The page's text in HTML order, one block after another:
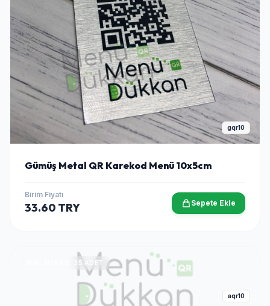
gqr10
Gümüş Metal QR Karekod Menü 10x5cm
Birim Fiyatı
33.60 TRY Sepete Ekle
MIN. SIPARIŞ: 25 ADET
aqr10